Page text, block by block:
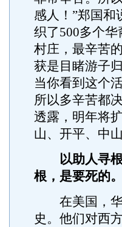
感人！”郑国和
织了500多个
村庄，最辛苦
获是目睹游子
当你看到这个
所以多辛苦都
透露，明年将
山、开平、中
以助人寻
根，是要死的
在美国，华
史。他们对西